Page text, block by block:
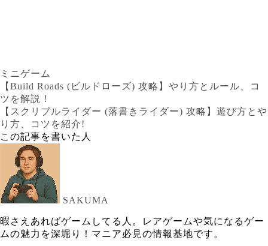
ミニゲーム
【Build Roads (ビルドローズ) 攻略】やり方とルール、コ
ツを解説！
【スクリブルライダー (落書きライダー) 攻略】遊び方とや
り方、コツを紹介!
この記事を書いた人
SAKUMA
暇さえあればゲームしてる人。レアゲームや気になるゲー
ムの魅力を深堀り！マニア必見の情報基地です。